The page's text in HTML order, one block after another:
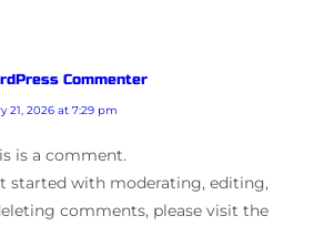
Commenter
21, 2026 at 7:29 pm
is a comment.
started with moderating, editing,
comments, please visit the